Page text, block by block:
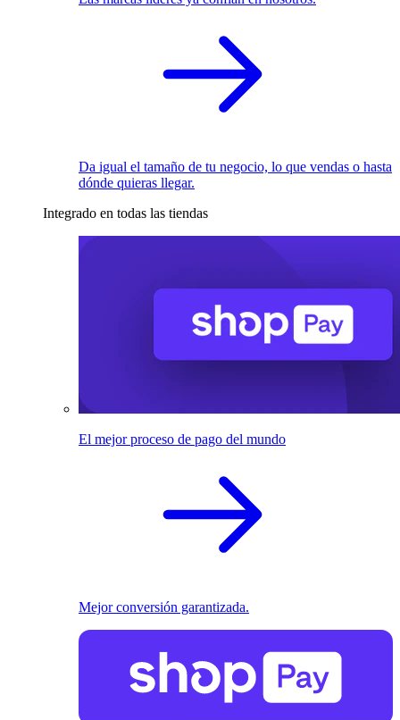
Da igual el tamaño de tu negocio, lo que vendas o hasta
dónde quieras llegar.
Integrado en todas las tiendas
El mejor proceso de pago del mundo
Mejor conversión garantizada.